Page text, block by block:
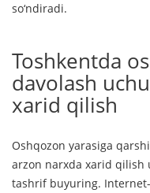
so‘ndiradi.
Toshkentda
davolash
xarid qilish
Oshqozon yarasiga
arzon narxda xarid qilish
tashrif buyuring.